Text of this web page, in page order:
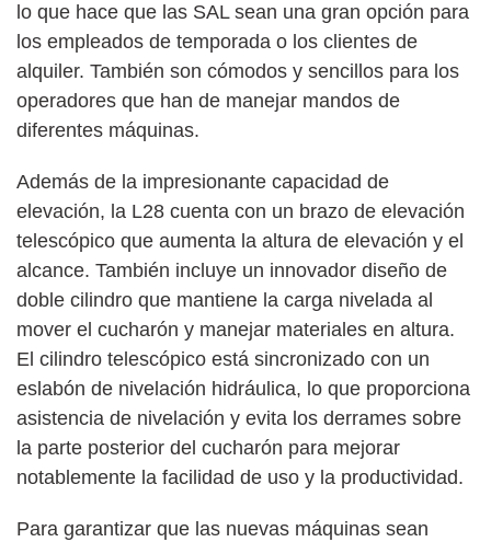
lo que hace que las SAL sean una gran opción para
los empleados de temporada o los clientes de
alquiler. También son cómodos y sencillos para los
operadores que han de manejar mandos de
diferentes máquinas.
Además de la impresionante capacidad de
elevación, la L28 cuenta con un brazo de elevación
telescópico que aumenta la altura de elevación y el
alcance. También incluye un innovador diseño de
doble cilindro que mantiene la carga nivelada al
mover el cucharón y manejar materiales en altura.
El cilindro telescópico está sincronizado con un
eslabón de nivelación hidráulica, lo que proporciona
asistencia de nivelación y evita los derrames sobre
la parte posterior del cucharón para mejorar
notablemente la facilidad de uso y la productividad.
Para garantizar que las nuevas máquinas sean